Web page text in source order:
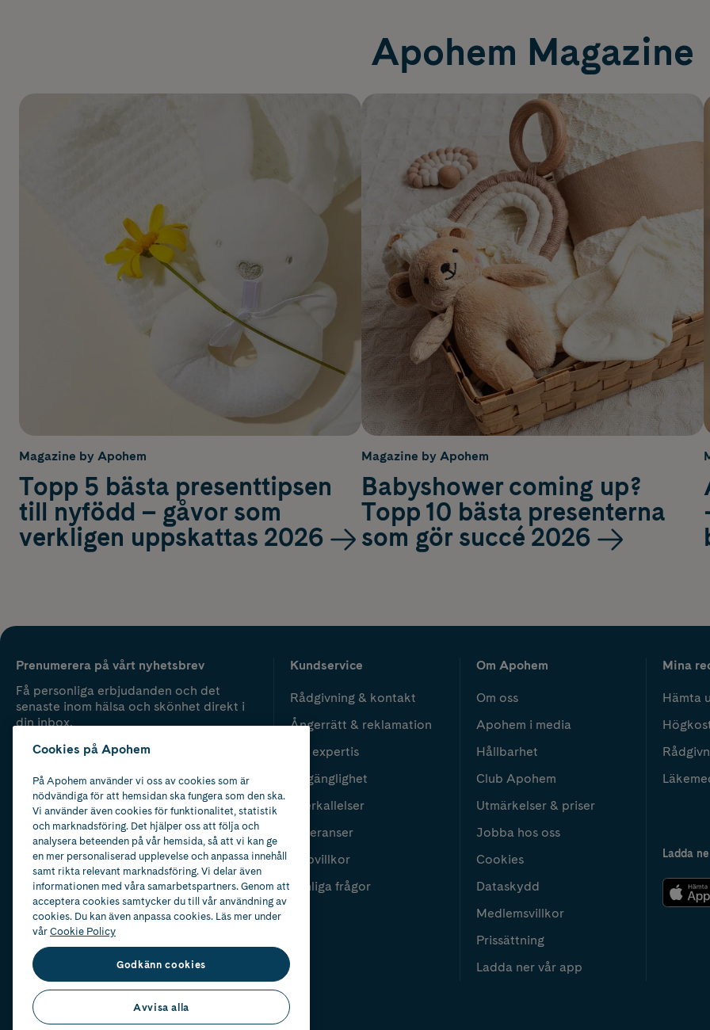
Apohem Magazine
Magazine by Apohem
Topp 5 bästa presenttipsen
till nyfödd – gåvor som
verkligen uppskattas 2026
Magazine by Apohem
Babyshower coming up?
Topp 10 bästa presenterna
som gör succé 2026
Prenumerera på vårt nyhetsbrev
Få personliga erbjudanden och det
senaste inom hälsa och skönhet direkt i
din inbox.
Kundservice
Rådgivning & kontakt
Ångerrätt & reklamation
Vår expertis
Tillgänglighet
Återkallelser
Leveranser
Köpvillkor
Vanliga frågor
Om Apohem
Om oss
Apohem i media
Hållbarhet
Club Apohem
Utmärkelser & priser
Jobba hos oss
Cookies
Dataskydd
Medlemsvillkor
Prissättning
Ladda ner vår app
Mina
Hämta
Ladda
Cookies på Apohem
På Apohem använder vi oss av cookies som är
nödvändiga för att hemsidan ska fungera som den ska.
Vi använder även cookies för funktionalitet, statistik
och marknadsföring. Det hjälper oss att följa och
analysera beteenden på vår hemsida, så att vi kan ge
en mer personaliserad upplevelse och anpassa innehåll
samt rikta relevant marknadsföring. Vi delar även
informationen med våra samarbetspartners. Genom att
acceptera cookies samtycker du till vår användning av
cookies. Du kan även anpassa cookies. Läs mer under
vårCookie Policy
Godkänn cookies
Avvisa alla